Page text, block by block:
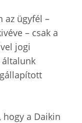
az ügyfél –
– csak a
jogi
általunk
hogy a Daikin